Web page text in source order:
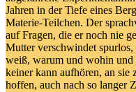
Jahren in der Tiefe eines
Materie-Teilchen. Der
auf Fragen, die er noch nie
Mutter verschwindet
weiß, warum und wohin
keiner kann aufhören, an sie
hoffen, auch nach so langer